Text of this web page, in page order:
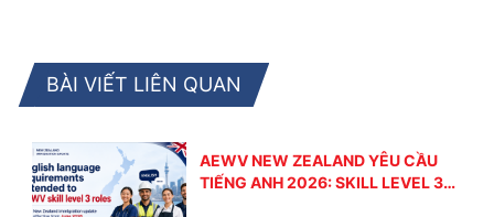
BÀI VIẾT LIÊN QUAN
AEWV NEW ZEALAND YÊU CẦU
TIẾNG ANH 2026: SKILL LEVEL 3